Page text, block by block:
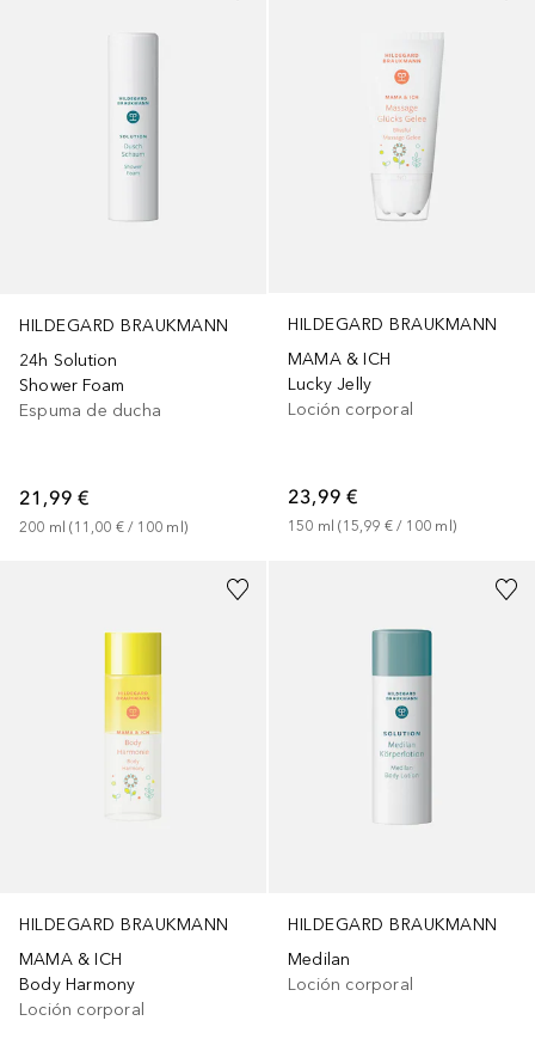
HILDEGARD BRAUKMANN
24h Solution
Shower Foam
Espuma de ducha
21,99 €
200 ml (11,00 € / 100 ml)
HILDEGARD BRAUKMANN
MAMA & ICH
Lucky Jelly
Loción corporal
23,99 €
150 ml (15,99 € / 100 ml )
HILDEGARD BRAUKMANN
MAMA & ICH
Body Harmony
Loción corporal
HILDEGARD BRAUKMANN
Medilan
Loción corporal